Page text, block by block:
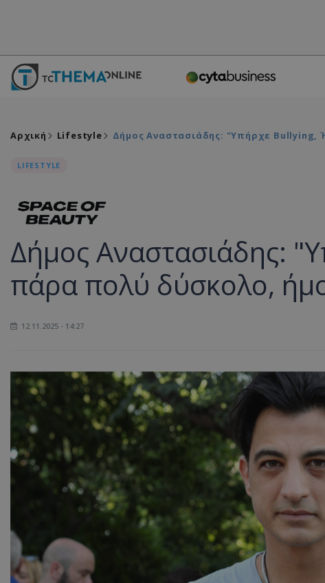
Αρχική Lifestyle Δήμος Αναστασιάδης: "Υπήρχε
LIFESTYLE
Δήμος Αναστασιάδης:
πάρα πολύ δύσκολο,
12.11.2025 - 14:27